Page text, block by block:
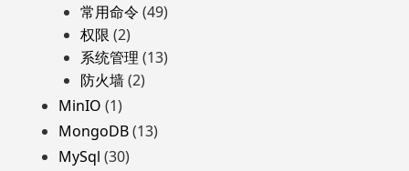
常用命令 (49)
权限 (2)
系统管理 (13)
防火墙(2)
MinIO (1)
MongoDB(13)
MySql (30)